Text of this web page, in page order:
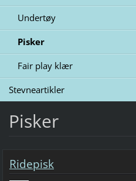
Undertøy
Pisker
Fair play klær
Stevneartikler
Pisker
Ridepisk